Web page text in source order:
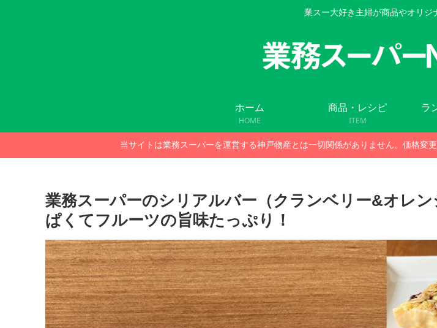
業スー大好き主婦が商品やオリ
ホーム
HOME
商品・レシピ
ITEM
ラ
当サイトは業務スーパーを運営する神戸物産とは一切関係がありません。価格変
業務スーパーのシリアルバー（クランベリー&オレン
ぱくてフルーツの旨味たっぷり！